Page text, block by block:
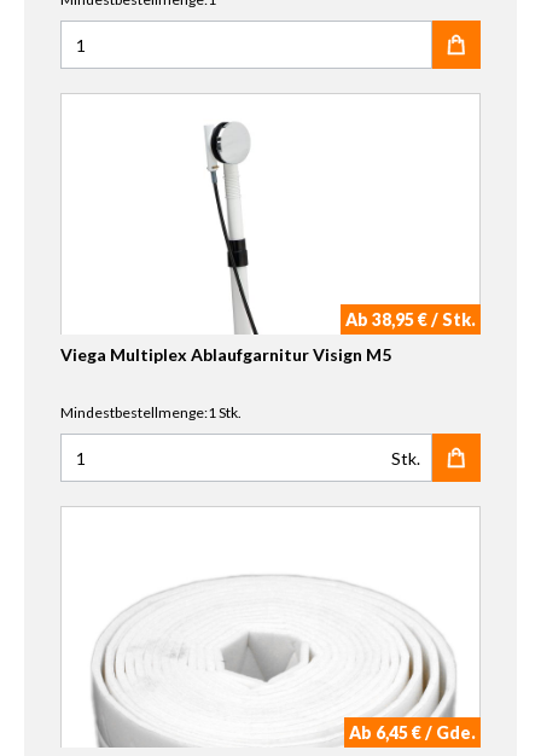
Anzahl für Mauersberger Elisal Wannenträger 160 x 75
Ab 38,95 € / Stk.
Viega Multiplex Ablaufgarnitur Visign M5
Mindestbestellmenge:1 Stk.
Anzahl für Viega Multiplex Ablaufgarnitur Visign M5
Stk.
Ab 6,45 € / Gde.